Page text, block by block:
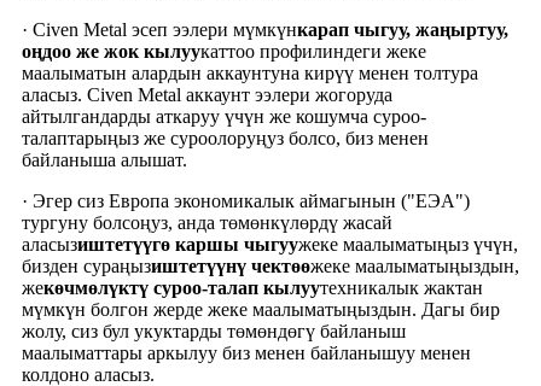
· Civen Metal эсеп ээлери мүмкүнкарап чыгуу, жаңыртуу,
оңдоо же жок кылуукаттоо профилиндеги жеке
маалыматын алардын аккаунтуна кирүү менен толтура
аласыз. Civen Metal аккаунт ээлери жогоруда
айтылгандарды аткаруу үчүн же кошумча суроо-
талаптарыңыз же суроолоруңуз болсо, биз менен
байланыша алышат.
· Эгер сиз Европа экономикалык аймагынын ("ЕЭА")
тургуну болсоңуз, анда төмөнкүлөрдү жасай
аласызиштетүүгө каршы чыгуужеке маалыматыңыз үчүн,
бизден сураңызиштетүүнү чектөөжеке маалыматыңыздын,
жекөчмөлүктү суроо-талап кылуутехникалык жактан
мүмкүн болгон жерде жеке маалыматыңыздын. Дагы бир
жолу, сиз бул укуктарды төмөндөгү байланыш
маалыматтары аркылуу биз менен байланышуу менен
колдоно аласыз.